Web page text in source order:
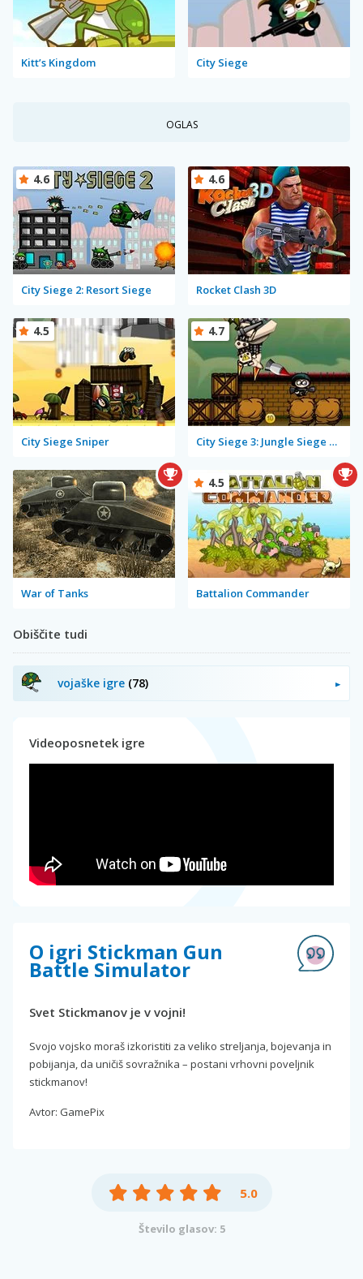
Kitt’s Kingdom City Siege
OGLAS
City Siege 2: Resort Siege
4.6
Rocket Clash 3D
4.6
City Siege Sniper
4.5
City Siege 3: Jungle Siege Fubar Level Pack
4.7
War of Tanks Battalion Commander
4.5
Obiščite tudi
vojaške igre (78)
Videoposnetek igre
O igri Stickman Gun
Battle Simulator
Svet Stickmanov je v vojni!
Svojo vojsko moraš izkoristiti za veliko streljanja, bojevanja in
pobijanja, da uničiš sovražnika – postani vrhovni poveljnik
stickmanov!
Avtor: GamePix
5.0
Število glasov: 5